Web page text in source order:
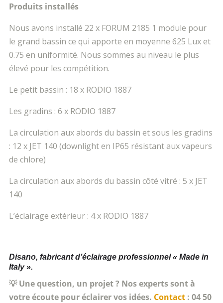
Produits installés
Nous avons installé 22 x FORUM 2185 1 module pour
le grand bassin ce qui apporte en moyenne 625 Lux et
0.75 en uniformité. Nous sommes au niveau le plus
élevé pour les compétition.
Le petit bassin : 18 x RODIO 1887
Les gradins : 6 x RODIO 1887
La circulation aux abords du bassin et sous les gradins
: 12 x JET 140 (downlight en IP65 résistant aux vapeurs
de chlore)
La circulation aux abords du bassin côté vitré : 5 x JET
140
L’éclairage extérieur : 4 x RODIO 1887
Disano, fabricant d’éclairage professionnel « Made in
Italy ».
💡 Une question, un projet ? Nos experts sont à
votre écoute pour éclairer vos idées. Contact: 04 50